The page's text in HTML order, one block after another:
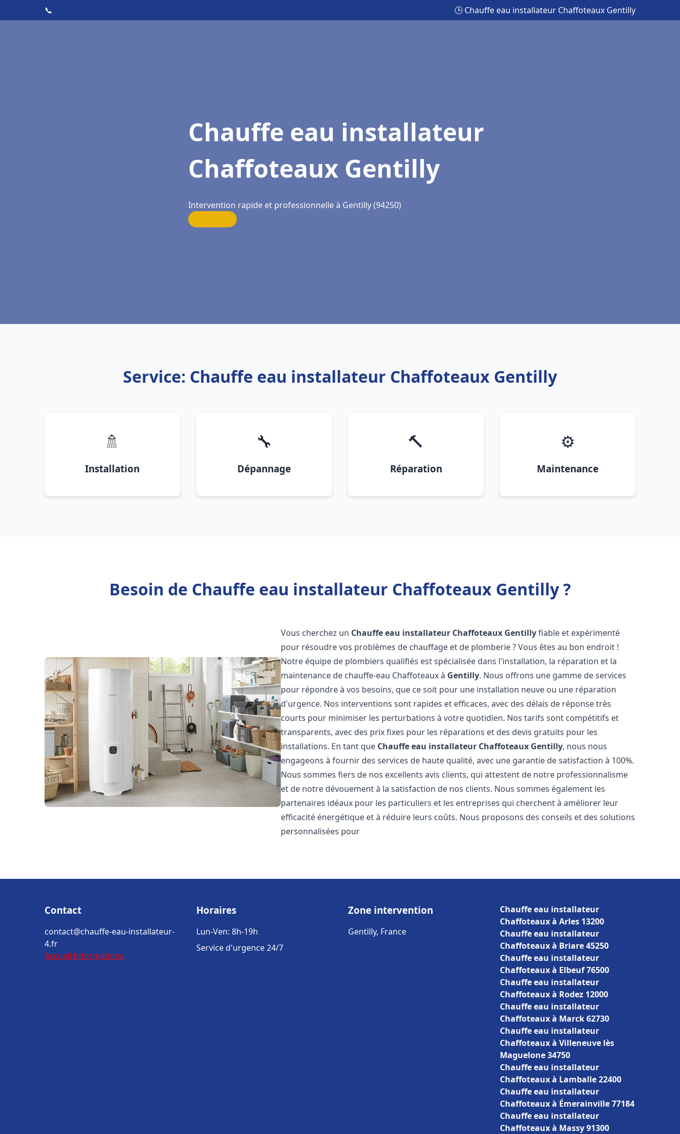
📞 🕒 Chauffe eau installateur Chaffoteaux Gentilly
Chauffe eau installateur
Chaffoteaux Gentilly
Intervention rapide et professionnelle à Gentilly (94250)
Service: Chauffe eau installateur Chaffoteaux Gentilly
🚿
Installation
🔧
Dépannage
🔨
Réparation
⚙️
Maintenance
Besoin de Chauffe eau installateur Chaffoteaux Gentilly ?
Vous cherchez un Chauffe eau installateur Chaffoteaux Gentillyfiable et expérimenté
pour résoudre vos problèmes de chauffage et de plomberie ? Vous êtes au bon endroit !
Notre équipe de plombiers qualifiés est spécialisée dans l'installation, la réparation et la
maintenance de chauffe-eau Chaffoteaux à Gentilly. Nous offrons une gamme de services
pour répondre à vos besoins, que ce soit pour une installation neuve ou une réparation
d'urgence. Nos interventions sont rapides et efficaces, avec des délais de réponse très
courts pour minimiser les perturbations à votre quotidien. Nos tarifs sont compétitifs et
transparents, avec des prix fixes pour les réparations et des devis gratuits pour les
installations. En tant que Chauffe eau installateur Chaffoteaux Gentilly, nous nous
engageons à fournir des services de haute qualité, avec une garantie de satisfaction à 100%.
Nous sommes fiers de nos excellents avis clients, qui attestent de notre professionnalisme
et de notre dévouement à la satisfaction de nos clients. Nous sommes également les
partenaires idéaux pour les particuliers et les entreprises qui cherchent à améliorer leur
efficacité énergétique et à réduire leurs coûts. Nous proposons des conseils et des solutions
personnalisées pour
Contact
contact@chauffe-eau-installateur-
4.fr
Accueil Informations
Horaires
Lun-Ven: 8h-19h
Service d'urgence 24/7
Zone intervention
Gentilly, France
Chauffe eau installateur
Chaffoteaux à Arles 13200
Chauffe eau installateur
Chaffoteaux à Briare 45250
Chauffe eau installateur
Chaffoteaux à Elbeuf 76500
Chauffe eau installateur
Chaffoteaux à Rodez 12000
Chauffe eau installateur
Chaffoteaux à Marck 62730
Chauffe eau installateur
Chaffoteaux à Villeneuve lès
Maguelone 34750
Chauffe eau installateur
Chaffoteaux à Lamballe 22400
Chauffe eau installateur
Chaffoteaux à Émerainville 77184
Chauffe eau installateur
Chaffoteaux à Massy 91300